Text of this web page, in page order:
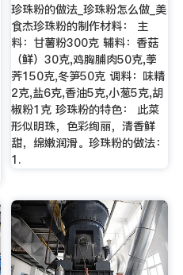
珍珠粉的做法_珍珠粉怎么做_美
食杰珍珠粉的制作材料： 主
料：甘薯粉300克 辅料：香菇
（鲜）30克,鸡胸脯肉50克,荸
荠150克,冬笋50克 调料：味精
2克,盐6克,香油5克,小葱5克,胡
椒粉1克 珍珠粉的特色： 此菜
形似明珠，色彩绚丽，清香鲜
甜，绵嫩润滑。珍珠粉的做法：
1.